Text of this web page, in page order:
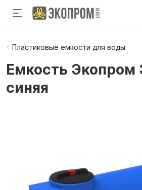
Пластиковые емкости для воды
Емкость Экопром
синяя